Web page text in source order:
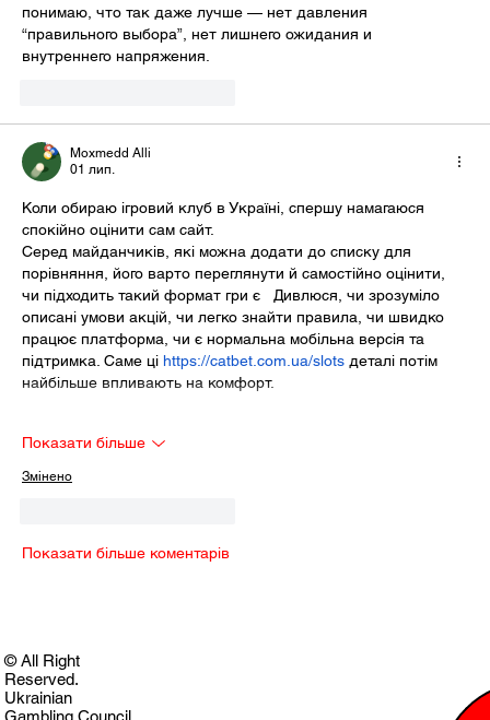
понимаю, что так даже лучше — нет давления
“правильного выбора”, нет лишнего ожидания и
внутреннего напряжения.
Moxmedd Alli
01 лип.
Коли обираю ігровий клуб в Україні, спершу намагаюся
спокійно оцінити сам сайт.
Серед майданчиків, які можна додати до списку для
порівняння, його варто переглянути й самостійно оцінити,
чи підходить такий формат гри є   Дивлюся, чи зрозуміло
описані умови акцій, чи легко знайти правила, чи швидко
працює платформа, чи є нормальна мобільна версія та
підтримка. Саме ці https://catbet.com.ua/slots деталі потім
найбільше впливають на комфорт.
Показати більше
Змінено
Показати більше коментарів
© All Right
Reserved.
Ukrainian